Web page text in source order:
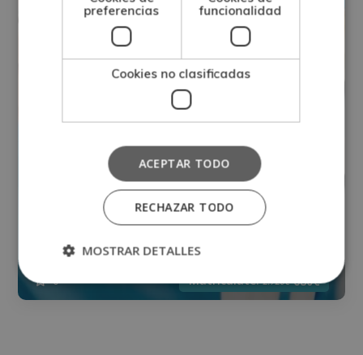
Máster en Cirugía Ortopédica –
Diploma Autentificado por Notario
0 Matricúlate:2.720€ 680€
preferencias
funcionalidad
Cookies no clasificadas
ACEPTAR TODO
RECHAZAR TODO
MOSTRAR DETALLES